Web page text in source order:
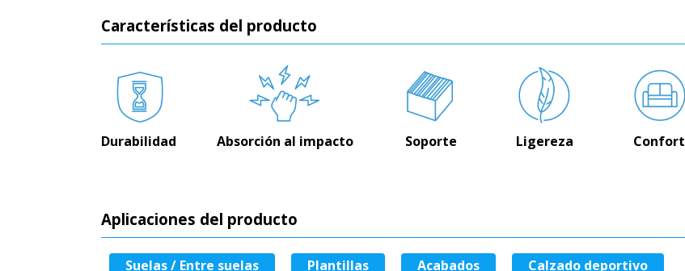
Características del producto
Durabilidad Absorción al impacto Soporte Ligereza Confort
Aplicaciones del producto
Suelas / Entre suelas Plantillas Acabados
Calzado deportivo